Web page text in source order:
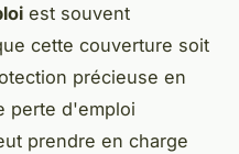
est souvent
cette couverture soit
précieuse en
perte d'emploi
prendre en charge